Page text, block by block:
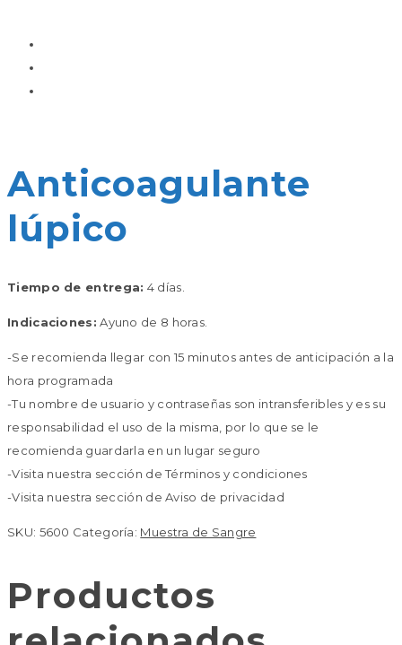
Anticoagulante
lúpico
Tiempo de entrega: 4 días.
Indicaciones: Ayuno de 8 horas.
-Se recomienda llegar con 15 minutos antes de anticipación a la
hora programada
-Tu nombre de usuario y contraseñas son intransferibles y es su
responsabilidad el uso de la misma, por lo que se le
recomienda guardarla en un lugar seguro
-Visita nuestra sección de Términos y condiciones
-Visita nuestra sección de Aviso de privacidad
SKU: 5600 Categoría: Muestra de Sangre
Productos